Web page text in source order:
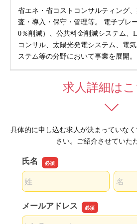
省エネ・省コストコンサルティング
査・導入・保守・管理等。 電子ブレ
0％削減）、公共料金削減システム、
コンサル、太陽光発電システム、電
ステム等の分野において事業を展開。
求人詳細は
具体的に申し込む求人が決まっていな
さい。ご紹介させていた